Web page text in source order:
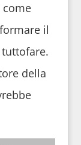
il
della